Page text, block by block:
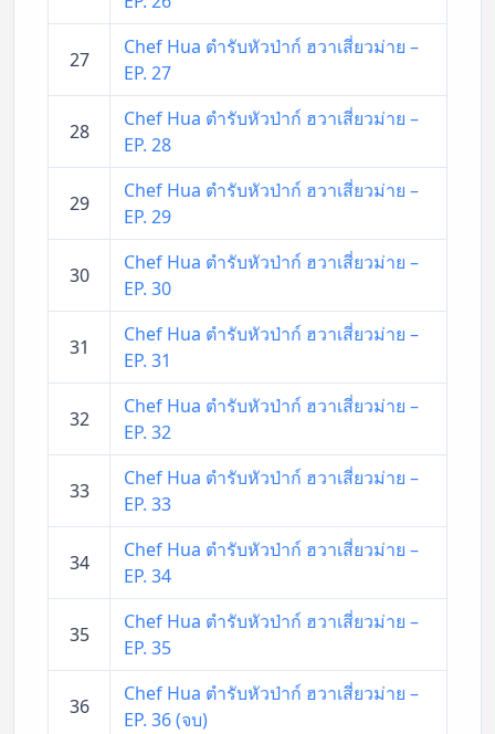
27
Chef Hua ตำรับหัวป่าก์ ฮวาเสี่ยวม่าย –
EP. 27
28
Chef Hua ตำรับหัวป่าก์ ฮวาเสี่ยวม่าย –
EP. 28
29
Chef Hua ตำรับหัวป่าก์ ฮวาเสี่ยวม่าย –
EP. 29
30
Chef Hua ตำรับหัวป่าก์ ฮวาเสี่ยวม่าย –
EP. 30
31
Chef Hua ตำรับหัวป่าก์ ฮวาเสี่ยวม่าย –
EP. 31
32
Chef Hua ตำรับหัวป่าก์ ฮวาเสี่ยวม่าย –
EP. 32
33
Chef Hua ตำรับหัวป่าก์ ฮวาเสี่ยวม่าย –
EP. 33
34
Chef Hua ตำรับหัวป่าก์ ฮวาเสี่ยวม่าย –
EP. 34
35
Chef Hua ตำรับหัวป่าก์ ฮวาเสี่ยวม่าย –
EP. 35
36
Chef Hua ตำรับหัวป่าก์ ฮวาเสี่ยวม่าย –
EP. 36 (จบ)